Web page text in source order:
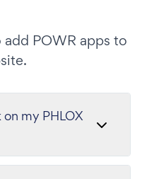
POWR apps to
my PHLOX